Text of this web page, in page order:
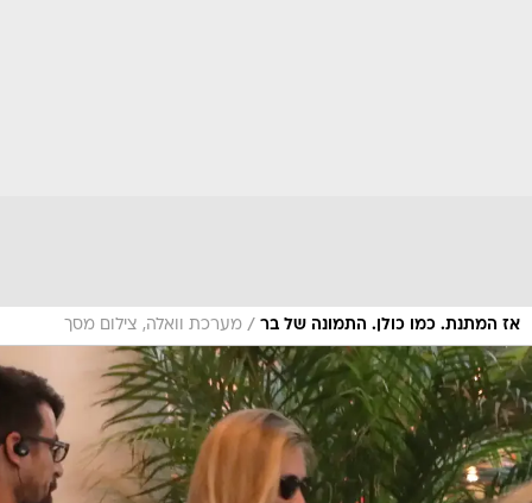
אז המתנת. כמו כולן. התמונה של בר / מערכת וואלה, צילום מסך